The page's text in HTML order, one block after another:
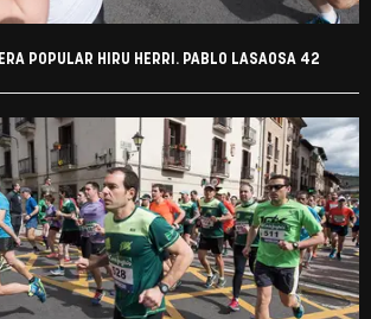
POPULAR HIRU HERRI. PABLO LASAOSA 42